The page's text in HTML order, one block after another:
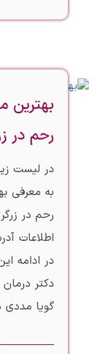
رحم در
در لیست
به معرفی
رحم در
اطلاعات
در ادامه
دکتر
گویا مددی